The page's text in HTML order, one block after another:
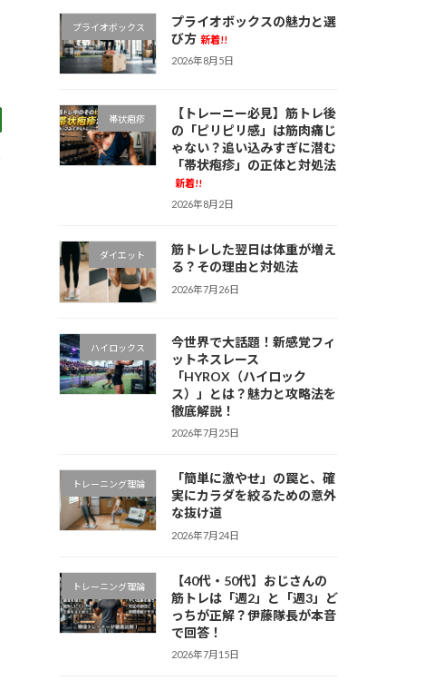
プライオボックス
プライオボックスの魅力と選
び方 新着!!
2026年8月5日
帯状疱疹
【トレーニー必見】筋トレ後
の「ピリピリ感」は筋肉痛じ
ゃない？追い込みすぎに潜む
「帯状疱疹」の正体と対処法
新着!!
2026年8月2日
ダイエット
筋トレした翌日は体重が増え
る？その理由と対処法
2026年7月26日
ハイロックス
今世界で大話題！新感覚フィ
ットネスレース
「HYROX（ハイロック
ス）」とは？魅力と攻略法を
徹底解説！
2026年7月25日
トレーニング理論
「簡単に激やせ」の罠と、確
実にカラダを絞るための意外
な抜け道
2026年7月24日
トレーニング理論
【40代・50代】おじさんの
筋トレは「週2」と「週3」ど
っちが正解？伊藤隊長が本音
で回答！
2026年7月15日